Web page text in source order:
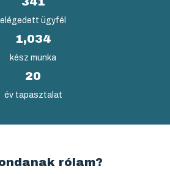
elégedett ügyfél
1,034
kész munka
20
év tapasztalat
rólam?